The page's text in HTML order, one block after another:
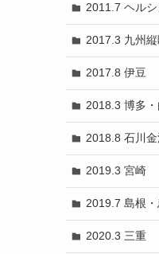
2011.7 ヘル
2017.3 九州
2017.8 伊豆
2018.3 博多
2018.8 石川金
2019.3 宮崎
2019.7 島根・
2020.3 三重